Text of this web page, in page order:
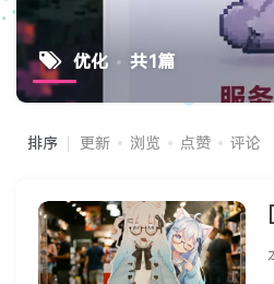
优化 共1篇
排序 更新 浏览 点赞 评论